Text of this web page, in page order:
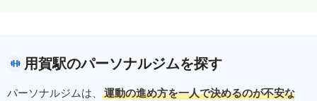
用賀駅のパーソナルジムを探す
パーソナルジムは、
運動の進め方を一人で決めるのが不安な